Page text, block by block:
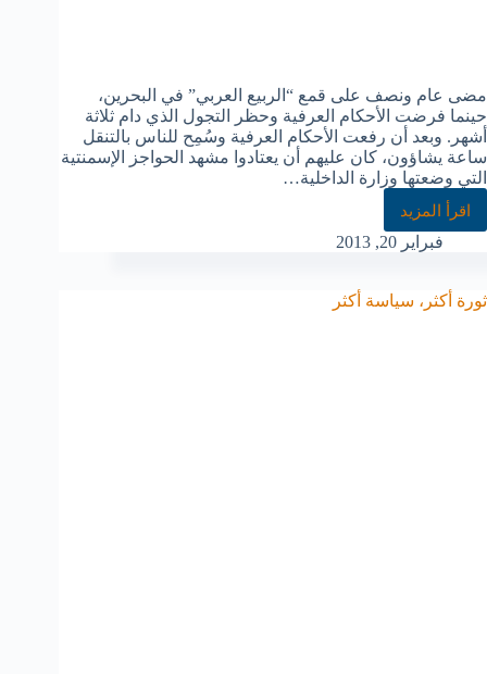
مضى عام ونصف على قمع “الربيع العربي” في البحرين،
حينما فرضت الأحكام العرفية وحظر التجول الذي دام ثلاثة
أشهر. وبعد أن رفعت الأحكام العرفية وسُمِح للناس بالتنقل
ساعة يشاؤون، كان عليهم أن يعتادوا مشهد الحواجز الإسمنتية
التي وضعتها وزارة الداخلية…
اقرأ المزيد
فبراير 20, 2013
ثورة أكثر، سياسة أكثر